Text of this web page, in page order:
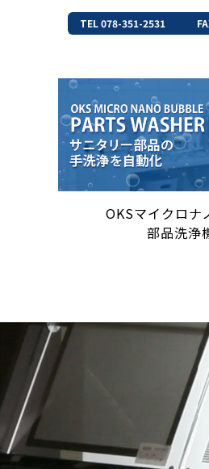
TEL 078-351-2531
OKSマイクロナ
部品洗浄